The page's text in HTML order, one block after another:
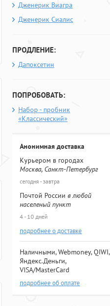
Дженерик Виагра
Дженерик Сиалис
ПРОДЛЕНИЕ:
Дапоксетин
ПОПРОБОВАТЬ:
Набор - пробник
«Классический»
Анонимная доставка
Курьером в городах
Москва, Санкт-Петербург
сегодня - завтра
Почтой России в любой
населеный пункт
4 - 10 дней
подробнее о доставке
Наличными, Webmoney, QIWI,
Яндекс.Деньги,
VISA/MasterCard
подробнее об оплате